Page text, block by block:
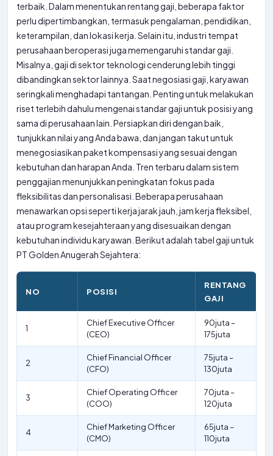
terbaik. Dalam menentukan rentang gaji, beberapa faktor
perlu dipertimbangkan, termasuk pengalaman, pendidikan,
keterampilan, dan lokasi kerja. Selain itu, industri tempat
perusahaan beroperasi juga memengaruhi standar gaji.
Misalnya, gaji di sektor teknologi cenderung lebih tinggi
dibandingkan sektor lainnya. Saat negosiasi gaji, karyawan
seringkali menghadapi tantangan. Penting untuk melakukan
riset terlebih dahulu mengenai standar gaji untuk posisi yang
sama di perusahaan lain. Persiapkan diri dengan baik,
tunjukkan nilai yang Anda bawa, dan jangan takut untuk
menegosiasikan paket kompensasi yang sesuai dengan
kebutuhan dan harapan Anda. Tren terbaru dalam sistem
penggajian menunjukkan peningkatan fokus pada
fleksibilitas dan personalisasi. Beberapa perusahaan
menawarkan opsi seperti kerja jarak jauh, jam kerja fleksibel,
atau program kesejahteraan yang disesuaikan dengan
kebutuhan individu karyawan. Berikut adalah tabel gaji untuk
PT Golden Anugerah Sejahtera:
NO POSISI
RENTANG
GAJI
1
Chief Executive Officer
(CEO)
90juta –
175juta
2
Chief Financial Officer
(CFO)
75juta –
130juta
3
Chief Operating Officer
(COO)
70juta –
120juta
4
Chief Marketing Officer
(CMO)
65juta –
110juta